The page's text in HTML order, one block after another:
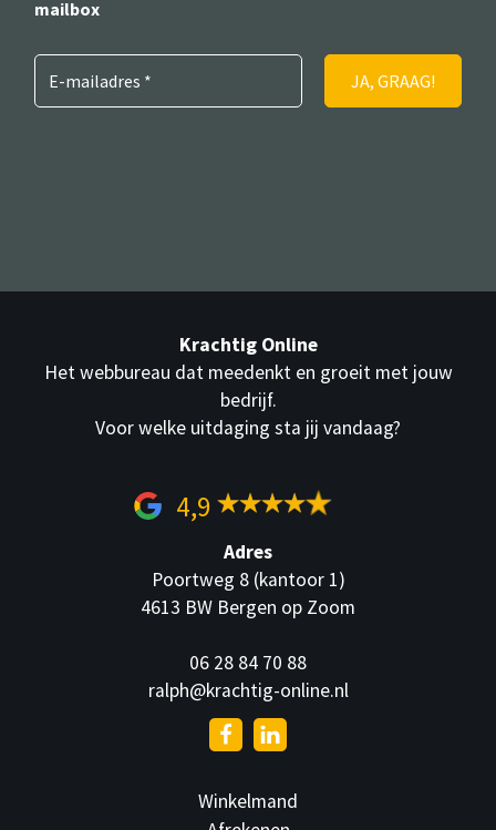
mailbox
Krachtig Online
Het webbureau dat meedenkt en groeit met jouw
bedrijf.
Voor welke uitdaging sta jij vandaag?
4,9
Adres
Poortweg 8 (kantoor 1)
4613 BW Bergen op Zoom
06 28 84 70 88
ralph@krachtig-online.nl
Winkelmand